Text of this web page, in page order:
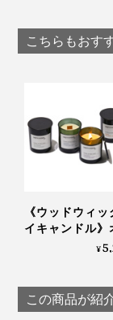
酒瓶を使って
んな色かは届い
ふたは、ワイ
います。
house
こちらもおす
《ウッドウィッ
イキャンドル》
ストラリアの大
木製芯のアロマ
ンドル｜
¥
この商品が紹